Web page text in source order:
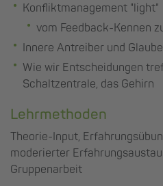
Konfliktmanagement "light"
vom Feedback-Kennen
Innere Antreiber und
Wie wir Entscheidungen
Schaltzentrale, das Gehirn
Lehrmethoden
Theorie-Input,
moderierter
Gruppenarbeit